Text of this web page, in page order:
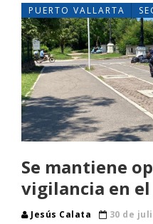
PUERTO VALLARTA
Se mantiene
vigilancia en
Jesús Calata
30 de